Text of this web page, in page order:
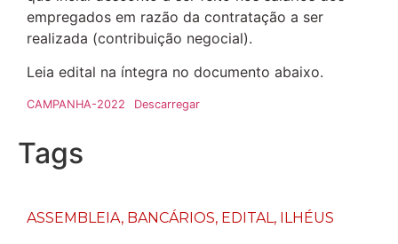
empregados em razão da contratação a ser
realizada (contribuição negocial).
Leia edital na íntegra no documento abaixo.
CAMPANHA-2022 Descarregar
Tags
ASSEMBLEIA, BANCÁRIOS, EDITAL , ILHÉUS